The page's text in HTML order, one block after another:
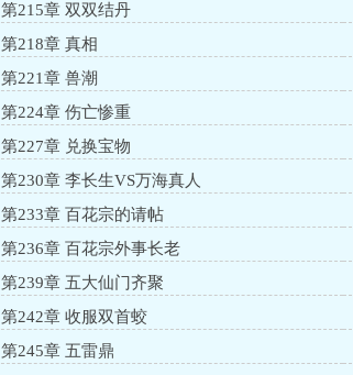
第215章 双双结丹
第218章 真相
第221章 兽潮
第224章 伤亡惨重
第227章 兑换宝物
第230章 李长生VS万海真人
第233章 百花宗的请帖
第236章 百花宗外事长老
第239章 五大仙门齐聚
第242章 收服双首蛟
第245章 五雷鼎